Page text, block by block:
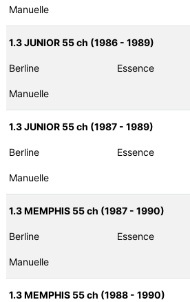
Manuelle
1.3 JUNIOR 55 ch (1986 - 1989)
Berline Essence
Manuelle
1.3 JUNIOR 55 ch (1987 - 1989)
Berline Essence
Manuelle
1.3 MEMPHIS 55 ch (1987 - 1990)
Berline Essence
Manuelle
1.3 MEMPHIS 55 ch (1988 - 1990)